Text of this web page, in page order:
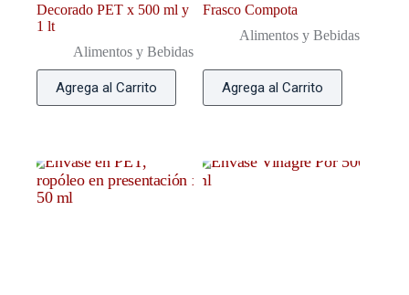
Decorado PET x 500 ml y
1 lt
Alimentos y Bebidas
Agrega al Carrito
Frasco Compota
Alimentos y Bebidas
Agrega al Carrito